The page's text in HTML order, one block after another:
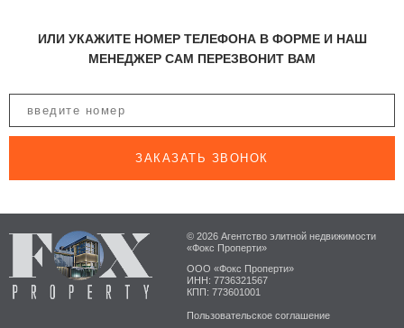
ИЛИ УКАЖИТЕ НОМЕР ТЕЛЕФОНА В ФОРМЕ И НАШ
МЕНЕДЖЕР САМ ПЕРЕЗВОНИТ ВАМ
ЗАКАЗАТЬ ЗВОНОК
© 2026 Агентство элитной недвижимости
«Фокс Проперти»
ООО «Фокс Проперти»
ИНН: 7736321567
КПП: 773601001
Пользовательское соглашение